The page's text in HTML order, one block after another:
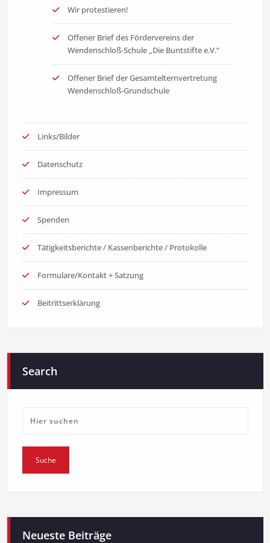
Wir protestieren!
Offener Brief des Fördervereins der
Wendenschloß-Schule „Die Buntstifte e.V.“
Offener Brief der Gesamtelternvertretung
Wendenschloß-Grundschule
Links/Bilder
Datenschutz
Impressum
Spenden
Tätigkeitsberichte / Kassenberichte / Protokolle
Formulare/Kontakt + Satzung
Beitrittserklärung
Search
Neueste Beiträge